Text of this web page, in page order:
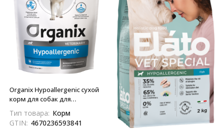
Organix Hypoallergenic сухой
корм для собак для
или пищевой
непереносимости - 0,8 кг
Тип товара: Корм
GTIN: 4670236593841